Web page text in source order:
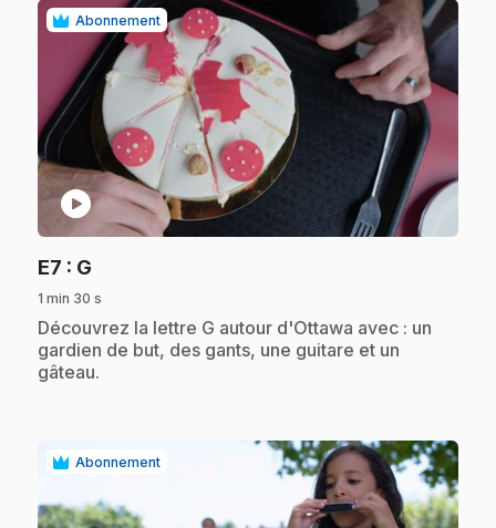
Abonnement
play_circle
E7 : G
1 min 30 s
.Découvrez la lettre G autour d'Ottawa avec : un
gardien de but, des gants, une guitare et un
gâteau.
Abonnement